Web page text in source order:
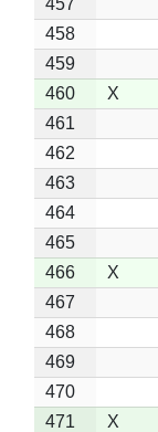
458
459
460
X
461
462
463
464
465
466
X
467
468
469
470
471
X